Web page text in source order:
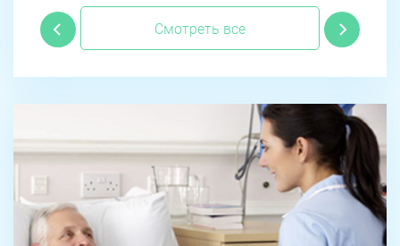
Смотреть все